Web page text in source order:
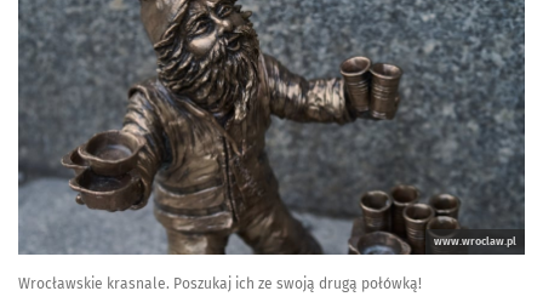
www.wroclaw.pl
Wrocławskie krasnale. Poszukaj ich ze swoją drugą połówką!